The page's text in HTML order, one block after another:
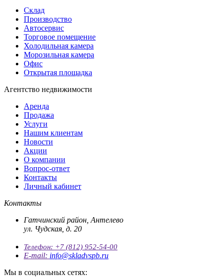
Склад
Производство
Автосервис
Торговое помещение
Холодильная камера
Морозильная камера
Офис
Открытая площадка
Агентство недвижимости
Аренда
Продажа
Услуги
Нашим клиентам
Новости
Акции
О компании
Вопрос-ответ
Контакты
Личный кабинет
Контакты
Гатчинский район, Антелево
ул. Чудская, д. 20
Телефон: +7 (812) 952-54-00
E-mail: info@skladvspb.ru
Мы в социальных сетях: